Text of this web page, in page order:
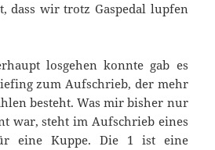
dass wir trotz Gaspedal lupfen
losgehen konnte gab es
zum Aufschrieb, der mehr
besteht. Was mir bisher nur
war, steht im Aufschrieb eines
eine Kuppe. Die 1 ist eine